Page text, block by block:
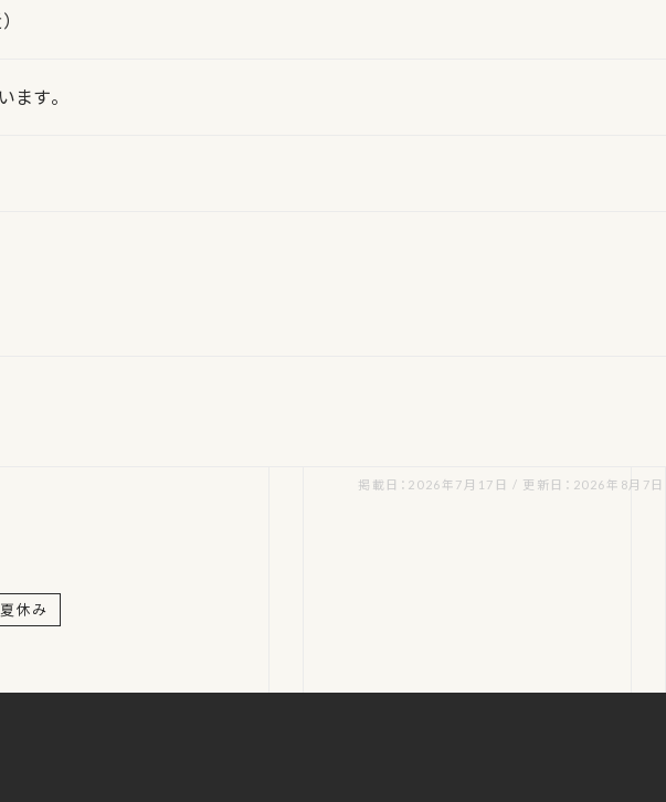
す。
掲載日：2026年7月17日 / 更新日：2026年8月7日
夏休み